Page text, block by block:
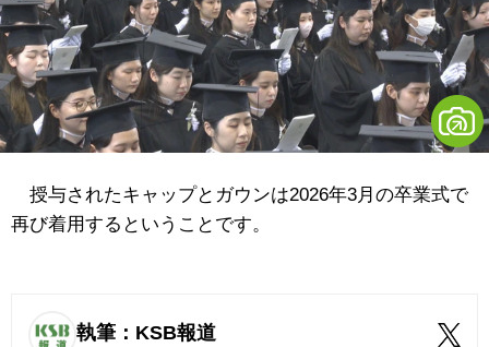
授与されたキャップとガウンは2026年3月の卒業式で
再び着用するということです。
執筆：KSB報道